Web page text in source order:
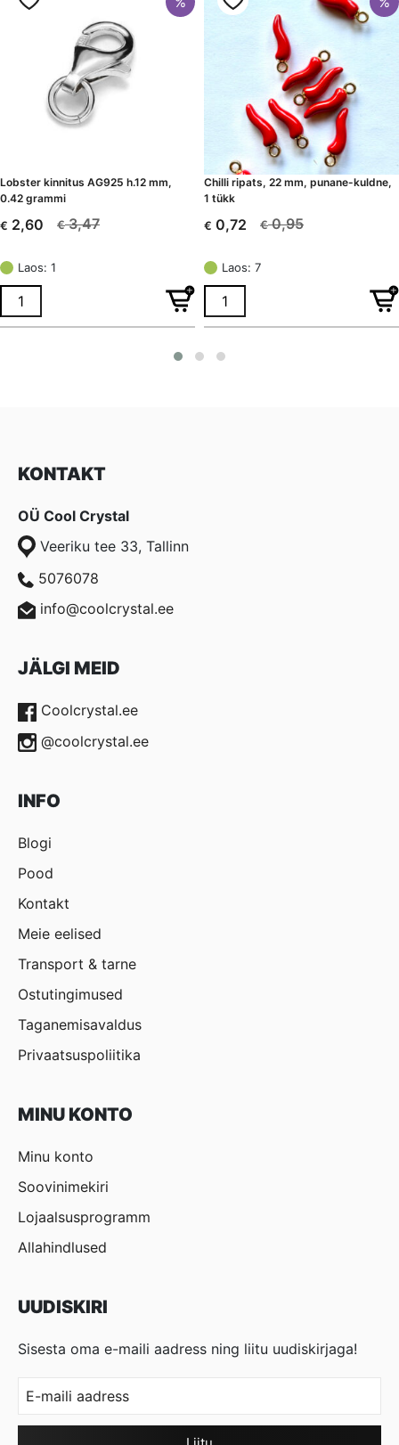
Lobster kinnitus AG925 h.12 mm,
0.42 grammi
€3,47
Algne
oli:
€ 3,47.
€ 2,60
Current
is:
€ 2,60.
Laos: 1
Chilli ripats, 22 mm, punane-kuldne,
1 tükk
€0,95
Algne
oli:
€ 0,95.
€ 0,72
Current
is:
€ 0,72.
Laos: 7
KONTAKT
OÜ Cool Crystal
Veeriku tee 33, Tallinn
5076078
info@coolcrystal.ee
JÄLGI MEID
Coolcrystal.ee
@coolcrystal.ee
INFO
Blogi
Pood
Kontakt
Meie eelised
Transport & tarne
Ostutingimused
Taganemisavaldus
Privaatsuspoliitika
MINU KONTO
Minu konto
Soovinimekiri
Lojaalsusprogramm
Allahindlused
UUDISKIRI
Sisesta oma e-maili aadress ning liitu uudiskirjaga!